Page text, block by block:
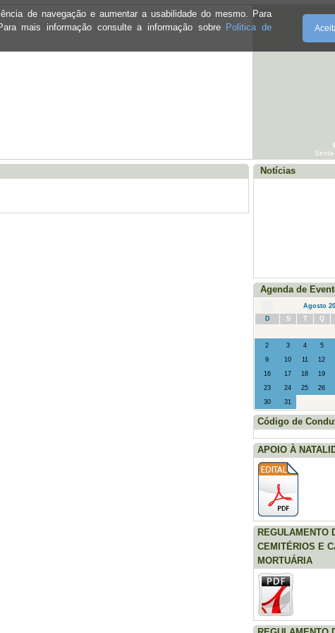
de navegação e aumentar a usabilidade do mesmo. Para
mais informação consulte a informação sobre Politica de
Notícias
·Posto Saúde Móvel -
Agenda de
Agosto
D
S T Q
2
3 4 5
9
10 11 12
16
17 18 19
23
24 25 26
30
31
Código de
APOIO À
REGULAMENTO
CEMITÉRIOS E
MORTUÁRIA